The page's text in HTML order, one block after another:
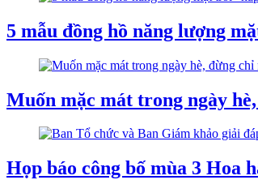
5 mẫu đồng hồ năng lượng
Muốn mặc mát trong ngày
Họp báo công bố mùa 3 Hoa